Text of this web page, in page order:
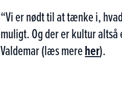
“Vi er nødt til at tænke i,
muligt. Og der er kultur
Valdemar (læs mereher).